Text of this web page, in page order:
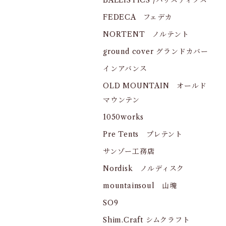
FEDECA フェデカ
NORTENT ノルテント
ground cover グランドカバー
インアバンス
OLD MOUNTAIN オールド
マウンテン
1050works
Pre Tents プレテント
サンゾー工務店
Nordisk ノルディスク
mountainsoul 山魂
SO9
Shim.Craft シムクラフト